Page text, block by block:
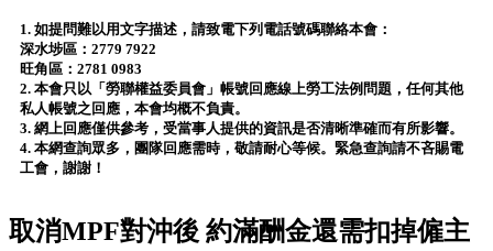
1. 如提問難以用文字描述，請致電下列電話號碼聯絡本會：
深水埗區：2779 7922
旺角區：2781 0983
2. 本會只以「勞聯權益委員會」帳號回應線上勞工法例問題，任何其他
私人帳號之回應，本會均概不負責。
3. 網上回應僅供參考，受當事人提供的資訊是否清晰準確而有所影響。
4. 本網查詢眾多，團隊回應需時，敬請耐心等候。緊急查詢請不吝賜電
工會，謝謝！
取消MPF對沖後 約滿酬金還需扣掉僱主